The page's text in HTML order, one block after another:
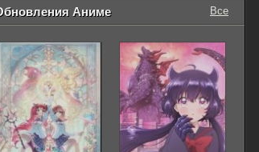
Аниме Все